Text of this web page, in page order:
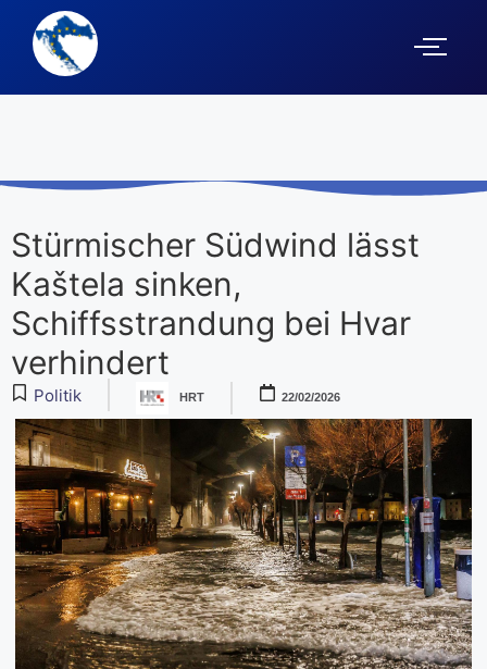
Stürmischer Südwind lässt
Kaštela sinken,
Schiffsstrandung bei Hvar
verhindert
Politik HRT 22/02/2026